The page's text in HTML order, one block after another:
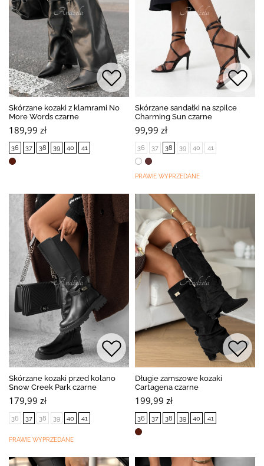
Skórzane kozaki z klamrami No
More Words czarne
189,99 zł
36 37 38 39 40 41
Skórzane sandałki na szpilce
Charming Sun czarne
99,99 zł
36 37 38 39 40 41
PRAWIE WYPRZEDANE
Skórzane kozaki przed kolano
Snow Creek Park czarne
179,99 zł
36 37 38 39 40 41
PRAWIE WYPRZEDANE
Długie zamszowe kozaki
Cartagena czarne
199,99 zł
36 37 38 39 40 41